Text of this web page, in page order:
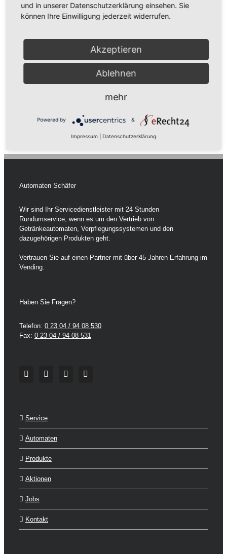
SNAKKY RY
SNAKKY SL
Automaten Schäfer
Wir sind Ihr Servicedienstleister mit 24 Stunden
Rundumservice, wenn es um den Vertrieb von
Getränkeautomaten, Verpflegungssystemen und den
dazugehörigen Produkten geht.
Vertrauen Sie auf einen Partner mit über 45 Jahren Erfahrung im
Vending.
Haben Sie Fragen?
Telefon: 0 23 04 / 94 08 530
Fax: 0 23 04 / 94 08 531
Service
Automaten
Produkte
Aktionen
Jobs
Kontakt
und in unserer Datenschutzerklärung einsehen. Sie
können Ihre Einwilligung jederzeit widerrufen.
Akzeptieren
Ablehnen
mehr
Powered by &
Impressum Datenschutzerklärung